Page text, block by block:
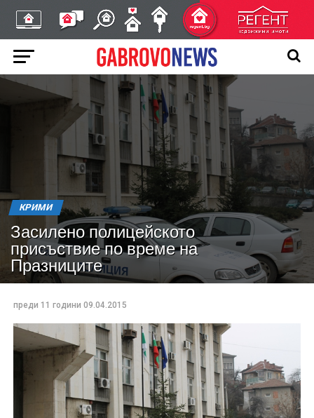
КРИМИ
Засилено полицейското
присъствие по време на
Празниците
преди 11 години 09.04.2015